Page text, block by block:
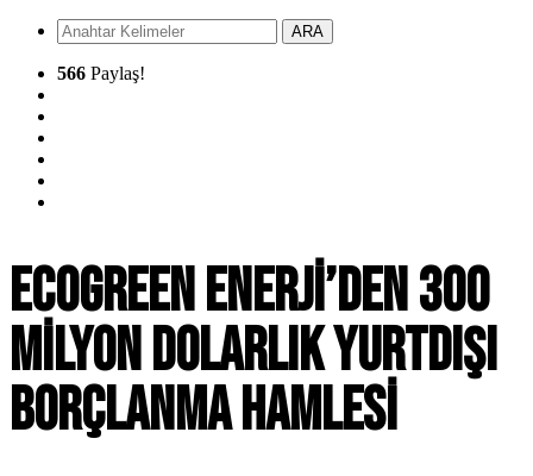
ARA
566 Paylaş!
ECOGREEN ENERJİ’DEN 300
MİLYON DOLARLIK YURTDIŞI
BORÇLANMA HAMLESİ